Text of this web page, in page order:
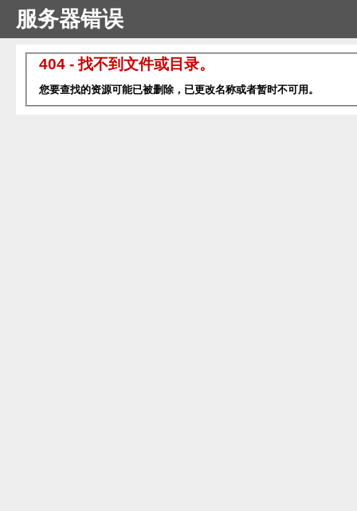
服务器错误
404 - 找不到文件或目录。
您要查找的资源可能已被删除，已更改名称或者暂时不可用。